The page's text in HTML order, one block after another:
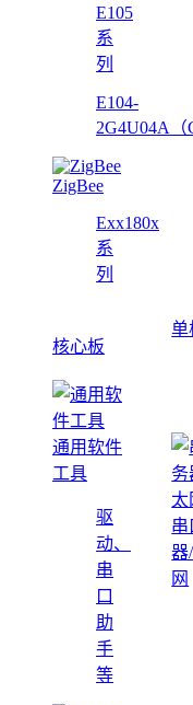
E105
系
列
E104-
2G4U04A（
ZigBee
Exx180x
系
列
核心板
单
通用软件
工具
驱
动、
串
口
助
手
等
串
器
网